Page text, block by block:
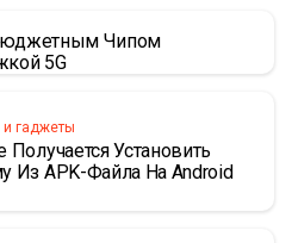
Чипом
5G
гаджеты
Установить
Из APK-Файла На Android